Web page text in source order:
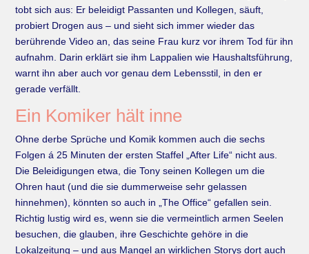
tobt sich aus: Er beleidigt Passanten und Kollegen, säuft,
probiert Drogen aus – und sieht sich immer wieder das
berührende Video an, das seine Frau kurz vor ihrem Tod für ihn
aufnahm. Darin erklärt sie ihm Lappalien wie Haushaltsführung,
warnt ihn aber auch vor genau dem Lebensstil, in den er
gerade verfällt.
Ein Komiker hält inne
Ohne derbe Sprüche und Komik kommen auch die sechs
Folgen á 25 Minuten der ersten Staffel „After Life“ nicht aus.
Die Beleidigungen etwa, die Tony seinen Kollegen um die
Ohren haut (und die sie dummerweise sehr gelassen
hinnehmen), könnten so auch in „The Office“ gefallen sein.
Richtig lustig wird es, wenn sie die vermeintlich armen Seelen
besuchen, die glauben, ihre Geschichte gehöre in die
Lokalzeitung – und aus Mangel an wirklichen Storys dort auch